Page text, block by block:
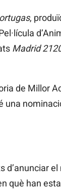
,
Madrid
de Millor
una
què han